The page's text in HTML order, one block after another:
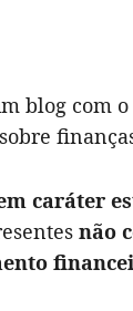
blog com
caráter
não